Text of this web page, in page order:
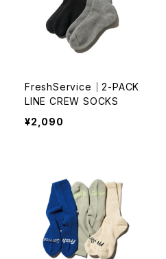
FreshService｜2-PACK
LINE CREW SOCKS
¥2,090